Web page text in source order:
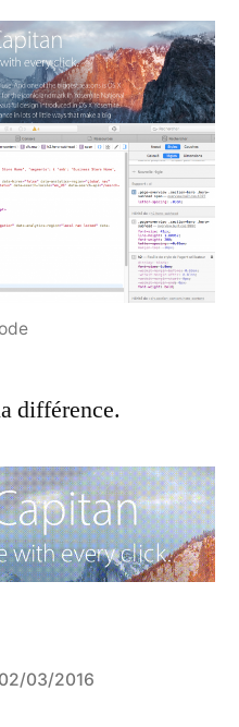
différence.
02/03/2016